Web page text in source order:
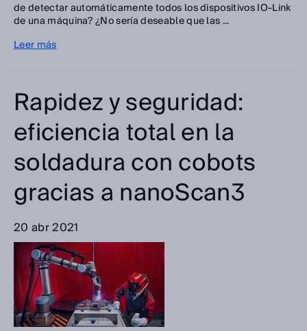
de detectar automáticamente todos los dispositivos IO-Link
de una máquina? ¿No sería deseable que las ...
Leer más
Rapidez y seguridad:
eficiencia total en la
soldadura con cobots
gracias a nanoScan3
20 abr 2021